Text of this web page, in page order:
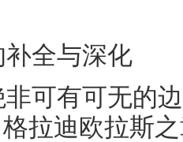
全与深化
可有可无的
拉迪欧拉斯